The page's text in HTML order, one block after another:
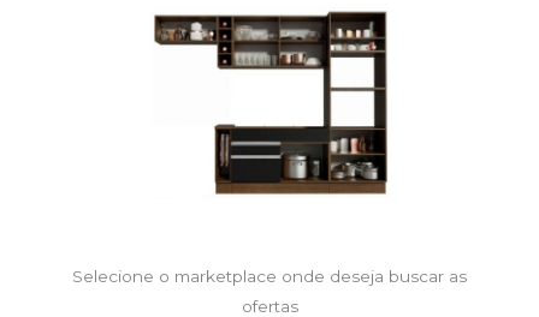
Selecione o marketplace onde deseja buscar as
ofertas